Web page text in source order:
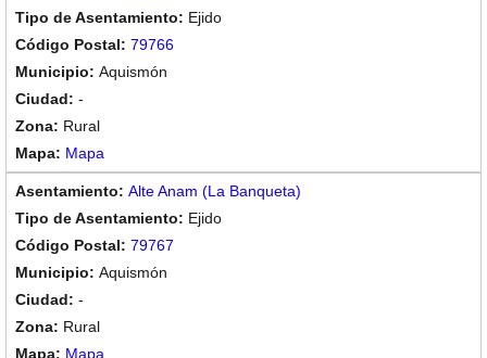
Ejido
79766
Aquismón
-
Rural
Mapa
Alte Anam (La Banqueta)
Ejido
79767
Aquismón
-
Rural
Mapa